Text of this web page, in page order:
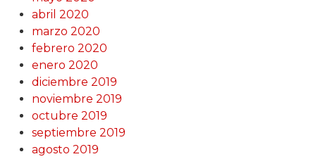
abril 2020
marzo 2020
febrero 2020
enero 2020
diciembre 2019
noviembre 2019
octubre 2019
septiembre 2019
agosto 2019